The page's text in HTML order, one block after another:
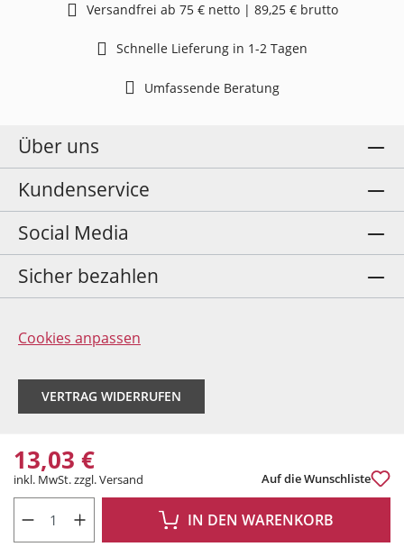
13,03 €
inkl. MwSt. zzgl. Versand Auf die Wunschliste
IN DEN WARENKORB
Versandfrei ab 75 € netto | 89,25 € brutto
Schnelle Lieferung in 1-2 Tagen
Umfassende Beratung
Über uns
Kundenservice
Social Media
Sicher bezahlen
Cookies anpassen
VERTRAG WIDERRUFEN